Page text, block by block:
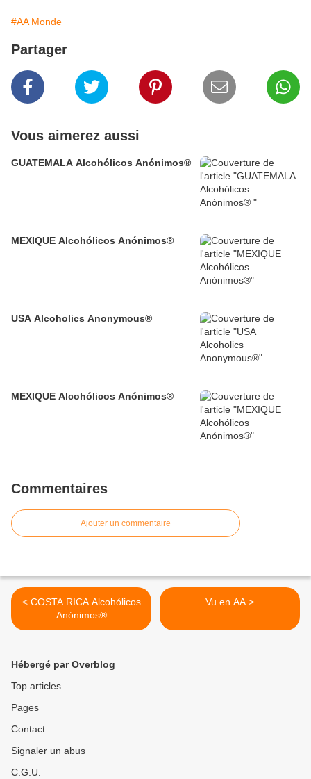
#AA Monde
Partager
Vous aimerez aussi
GUATEMALA Alcohólicos Anónimos®
MEXIQUE Alcohólicos Anónimos®
USA Alcoholics Anonymous®
MEXIQUE Alcohólicos Anónimos®
Commentaires
Ajouter un commentaire
< COSTA RICA Alcohólicos
Anónimos®
Vu en AA >
Hébergé par Overblog
Top articles
Pages
Contact
Signaler un abus
C.G.U.